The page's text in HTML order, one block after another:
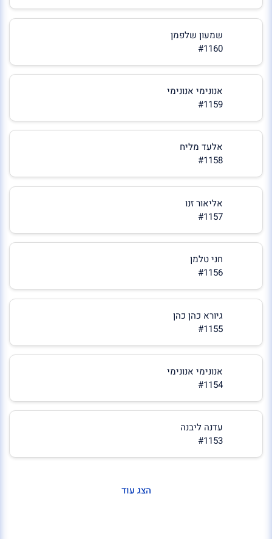
שמעון שלפמן
#1160
אנונימי אנונימי
#1159
אלעד מליח
#1158
אליאור זנו
#1157
חני טלמן
#1156
גיורא כהן כהן
#1155
אנונימי אנונימי
#1154
עדנה ליבנה
#1153
הצג עוד